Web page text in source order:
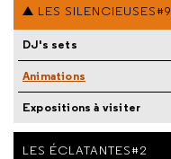
LES SILENCIEUSES#9
DJ's sets
Animations
Expositions à visiter
LES ÉCLATANTES#2